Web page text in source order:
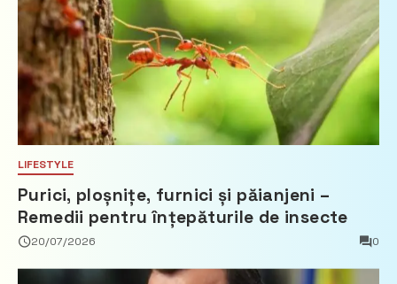
LIFESTYLE
Purici, ploșnițe, furnici și păianjeni –
Remedii pentru înțepăturile de insecte
20/07/2026 0